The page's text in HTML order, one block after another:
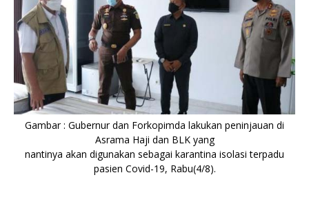
Gambar : Gubernur dan Forkopimda lakukan peninjauan di
Asrama Haji dan BLK yang
nantinya akan digunakan sebagai karantina isolasi terpadu
pasien Covid-19, Rabu(4/8).